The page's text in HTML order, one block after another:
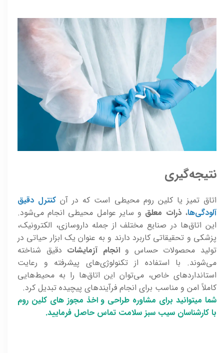
نتیجه‌گیری
اتاق تمیز یا کلین روم محیطی است که در آن کنترل دقیق
آلودگی‌ها، ذرات معلق و سایر عوامل محیطی انجام می‌شود.
این اتاق‌ها در صنایع مختلف از جمله داروسازی، الکترونیک،
پزشکی و تحقیقاتی کاربرد دارند و به عنوان یک ابزار حیاتی در
تولید محصولات حساس وانجام آزمایشات دقیق شناخته
می‌شوند. با استفاده از تکنولوژی‌های پیشرفته و رعایت
استانداردهای خاص، می‌توان این اتاق‌ها را به محیط‌هایی
کاملاً امن و مناسب برای انجام فرآیندهای پیچیده تبدیل کرد.
شما میتوانید برای مشاوره طراحی و اخذ مجوز های کلین روم
با کارشناسان سیب سبز سلامت تماس حاصل فرمایید.